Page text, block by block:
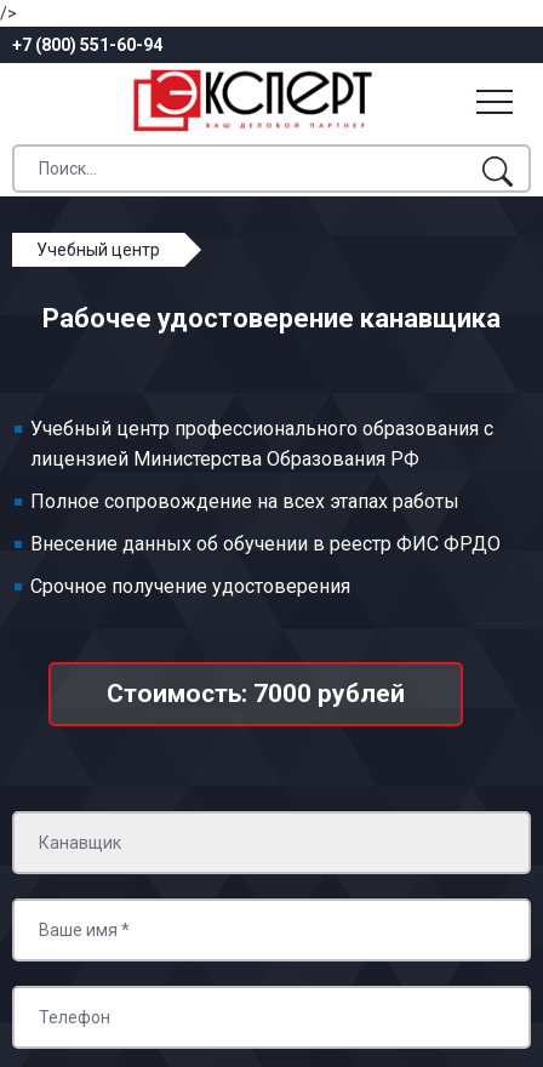
/>
+7 (800) 551-60-94
Учебный центр
Добыча и переработка торфа
Канавщик
Рабочее удостоверение канавщика
Учебный центр профессионального образования с
лицензией Министерства Образования РФ
Полное сопровождение на всех этапах работы
Внесение данных об обучении в реестр ФИС ФРДО
Срочное получение удостоверения
Стоимость: 7000 рублей